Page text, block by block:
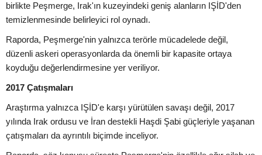
birlikte Peşmerge, Irak'ın kuzeyindeki geniş alanların IŞİD'den
temizlenmesinde belirleyici rol oynadı.
Raporda, Peşmerge'nin yalnızca terörle mücadelede değil,
düzenli askeri operasyonlarda da önemli bir kapasite ortaya
koyduğu değerlendirmesine yer veriliyor.
2017 Çatışmaları
Araştırma yalnızca IŞİD'e karşı yürütülen savaşı değil, 2017
yılında Irak ordusu ve İran destekli Haşdi Şabi güçleriyle yaşanan
çatışmaları da ayrıntılı biçimde inceliyor.